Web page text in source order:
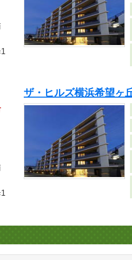
ザ・ヒルズ横浜希望ヶ